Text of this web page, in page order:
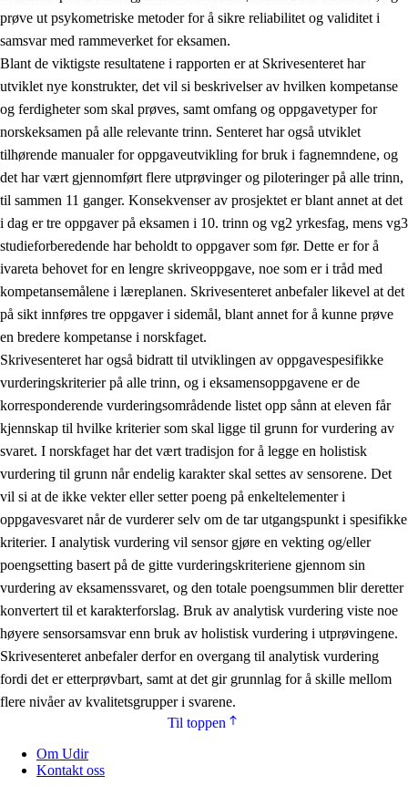
prøve ut psykometriske metoder for å sikre reliabilitet og validitet i
samsvar med rammeverket for eksamen.
Blant de viktigste resultatene i rapporten er at Skrivesenteret har
utviklet nye konstrukter, det vil si beskrivelser av hvilken kompetanse
og ferdigheter som skal prøves, samt omfang og oppgavetyper for
norskeksamen på alle relevante trinn. Senteret har også utviklet
tilhørende manualer for oppgaveutvikling for bruk i fagnemndene, og
det har vært gjennomført flere utprøvinger og piloteringer på alle trinn,
til sammen 11 ganger. Konsekvenser av prosjektet er blant annet at det
i dag er tre oppgaver på eksamen i 10. trinn og vg2 yrkesfag, mens vg3
studieforberedende har beholdt to oppgaver som før. Dette er for å
ivareta behovet for en lengre skriveoppgave, noe som er i tråd med
kompetansemålene i læreplanen. Skrivesenteret anbefaler likevel at det
på sikt innføres tre oppgaver i sidemål, blant annet for å kunne prøve
en bredere kompetanse i norskfaget.
Skrivesenteret har også bidratt til utviklingen av oppgavespesifikke
vurderingskriterier på alle trinn, og i eksamensoppgavene er de
korresponderende vurderingsområdende listet opp sånn at eleven får
kjennskap til hvilke kriterier som skal ligge til grunn for vurdering av
svaret. I norskfaget har det vært tradisjon for å legge en holistisk
vurdering til grunn når endelig karakter skal settes av sensorene. Det
vil si at de ikke vekter eller setter poeng på enkeltelementer i
oppgavesvaret når de vurderer selv om de tar utgangspunkt i spesifikke
kriterier. I analytisk vurdering vil sensor gjøre en vekting og/eller
poengsetting basert på de gitte vurderingskriteriene gjennom sin
vurdering av eksamenssvaret, og den totale poengsummen blir deretter
konvertert til et karakterforslag. Bruk av analytisk vurdering viste noe
høyere sensorsamsvar enn bruk av holistisk vurdering i utprøvingene.
Skrivesenteret anbefaler derfor en overgang til analytisk vurdering
fordi det er etterprøvbart, samt at det gir grunnlag for å skille mellom
flere nivåer av kvalitetsgrupper i svarene.
Til toppen
Om Udir
Kontakt oss